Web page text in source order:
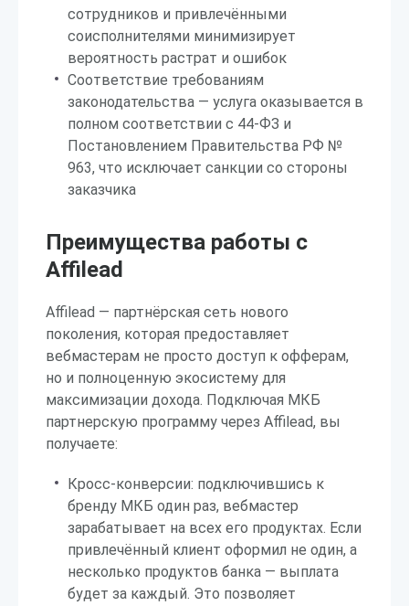
сотрудников и привлечёнными
соисполнителями минимизирует
вероятность растрат и ошибок
Соответствие требованиям
законодательства — услуга оказывается в
полном соответствии с 44-ФЗ и
Постановлением Правительства РФ №
963, что исключает санкции со стороны
заказчика
Преимущества работы с
Affilead
Affilead — партнёрская сеть нового
поколения, которая предоставляет
вебмастерам не просто доступ к офферам,
но и полноценную экосистему для
максимизации дохода. Подключая МКБ
партнерскую программу через Affilead, вы
получаете:
Кросс-конверсии: подключившись к
бренду МКБ один раз, вебмастер
зарабатывает на всех его продуктах. Если
привлечённый клиент оформил не один, а
несколько продуктов банка — выплата
будет за каждый. Это позволяет